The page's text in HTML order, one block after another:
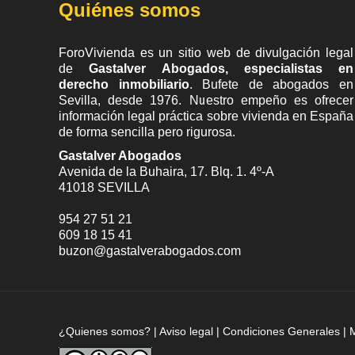
Quiénes somos
ForoVivienda es un sitio web de divulgación legal
deGastalver Abogados, especialistas en
derecho inmobiliario. Bufete deabogados en
Sevilla, desde 1976. Nuestro empeño es ofrecer
información legal práctica sobre vivienda en España
de forma sencilla pero rigurosa.
Gastalver Abogados
Avenida de la Buhaira, 17. Blq. 1. 4º-A
41018 SEVILLA
954 27 51 21
609 18 15 41
buzon@gastalverabogados.com
¿Quienes somos? | Aviso legal | Condiciones Generales |